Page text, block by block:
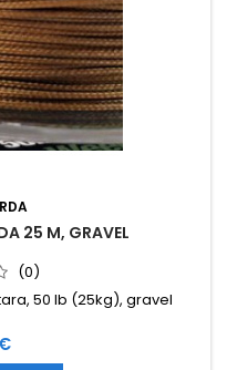
25 M, GRAVEL
(0)
50 lb (25kg), gravel